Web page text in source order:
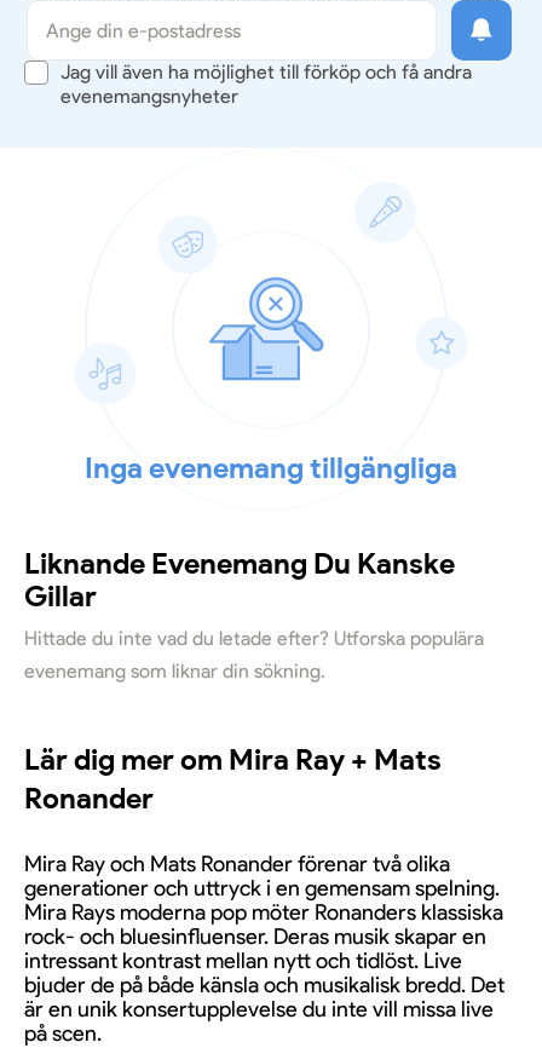
Jag vill även ha möjlighet till förköp och få andra
evenemangsnyheter
Inga evenemang tillgängliga
Liknande Evenemang Du Kanske
Gillar
Hittade du inte vad du letade efter? Utforska populära
evenemang som liknar din sökning.
Lär dig mer om Mira Ray + Mats
Ronander
Mira Ray och Mats Ronander förenar två olika
generationer och uttryck i en gemensam spelning.
Mira Rays moderna pop möter Ronanders klassiska
rock- och bluesinfluenser. Deras musik skapar en
intressant kontrast mellan nytt och tidlöst. Live
bjuder de på både känsla och musikalisk bredd. Det
är en unik konsertupplevelse du inte vill missa live
på scen.